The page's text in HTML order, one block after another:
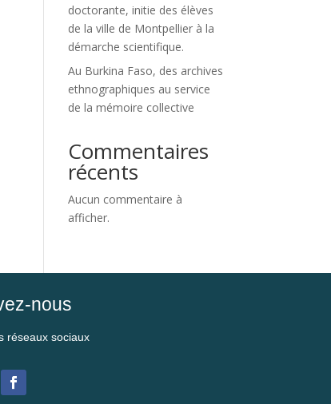
doctorante, initie des élèves
de la ville de Montpellier à la
démarche scientifique.
Au Burkina Faso, des archives
ethnographiques au service
de la mémoire collective
Commentaires
récents
Aucun commentaire à
afficher.
nous
réseaux sociaux